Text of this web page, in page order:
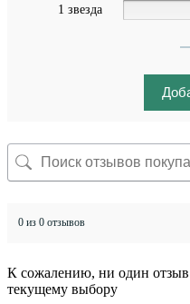
1 звезда
0 из 0 отзывов
К сожалению, ни один отзыв
текущему выбору